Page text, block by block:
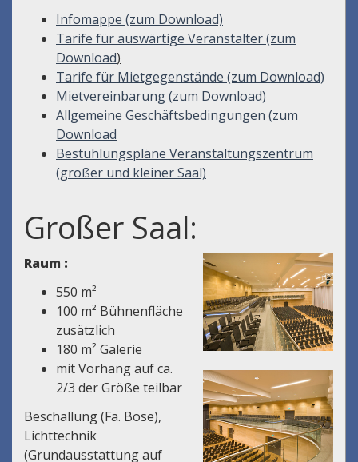
Infomappe (zum Download)
Tarife für auswärtige Veranstalter (zum
Download)
Tarife für Mietgegenstände (zum Download)
Mietvereinbarung (zum Download)
Allgemeine Geschäftsbedingungen (zum
Download
Bestuhlungspläne Veranstaltungszentrum
(großer und kleiner Saal)
Großer Saal:
Raum :
550 m²
100 m² Bühnenfläche
zusätzlich
180 m² Galerie
mit Vorhang auf ca.
2/3 der Größe teilbar
Beschallung (Fa. Bose),
Lichttechnik
(Grundausstattung auf